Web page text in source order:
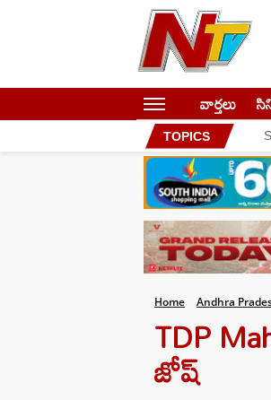
వార్తలు
TOPICS
Home Andhra
TDP
జోష్